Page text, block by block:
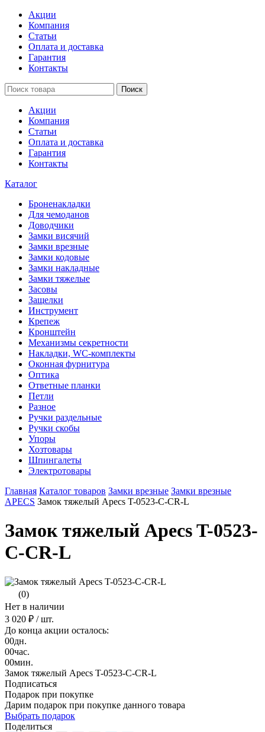
Акции
Компания
Статьи
Оплата и доставка
Гарантия
Контакты
Поиск
Акции
Компания
Статьи
Оплата и доставка
Гарантия
Контакты
Каталог
Броненакладки
Для чемоданов
Доводчики
Замки висячий
Замки врезные
Замки кодовые
Замки накладные
Замки тяжелые
Засовы
Защелки
Инструмент
Крепеж
Кронштейн
Механизмы секретности
Накладки, WC-комплекты
Оконная фурнитура
Оптика
Ответные планки
Петли
Разное
Ручки раздельные
Ручки скобы
Упоры
Хозтовары
Шпингалеты
Электротовары
Главная Каталог товаров Замки врезные Замки врезные
APECS Замок тяжелый Apecs T-0523-C-CR-L
Замок тяжелый Apecs T-0523-
C-CR-L
(0)
Нет в наличии
3 020 ₽ / шт.
До конца акции осталось:
00дн.
00час.
00мин.
Замок тяжелый Apecs T-0523-C-CR-L
Подписаться
Подарок при покупке
Дарим подарок при покупке данного товара
Выбрать подарок
Поделиться